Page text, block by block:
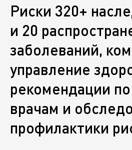
Риски 320+
и 20
заболеваний,
управление
рекомендации
врачам и
профилактики